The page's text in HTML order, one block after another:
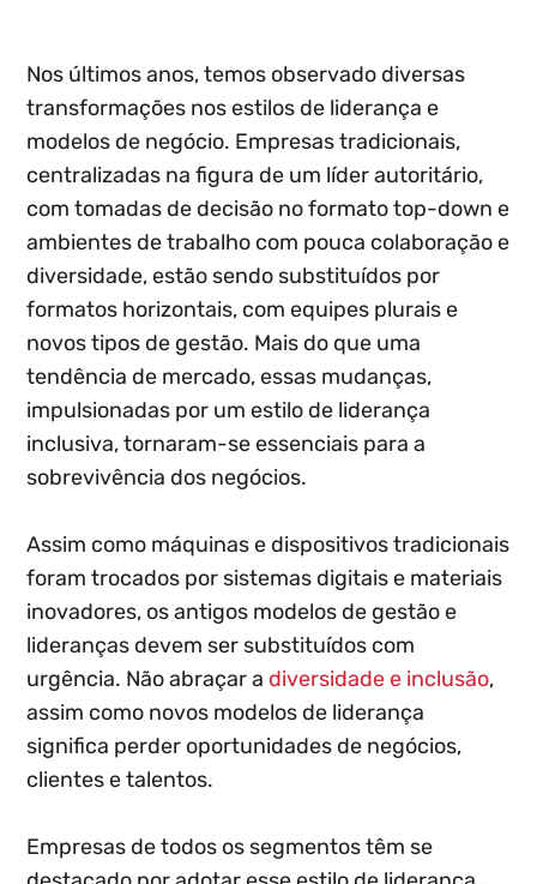
Nos últimos anos, temos observado diversas
transformações nos estilos de liderança e
modelos de negócio. Empresas tradicionais,
centralizadas na figura de um líder autoritário,
com tomadas de decisão no formato top-down e
ambientes de trabalho com pouca colaboração e
diversidade, estão sendo substituídos por
formatos horizontais, com equipes plurais e
novos tipos de gestão. Mais do que uma
tendência de mercado, essas mudanças,
impulsionadas por um estilo de liderança
inclusiva, tornaram-se essenciais para a
sobrevivência dos negócios.
Assim como máquinas e dispositivos tradicionais
foram trocados por sistemas digitais e materiais
inovadores, os antigos modelos de gestão e
lideranças devem ser substituídos com
urgência. Não abraçar a diversidade e inclusão,
assim como novos modelos de liderança
significa perder oportunidades de negócios,
clientes e talentos.
Empresas de todos os segmentos têm se